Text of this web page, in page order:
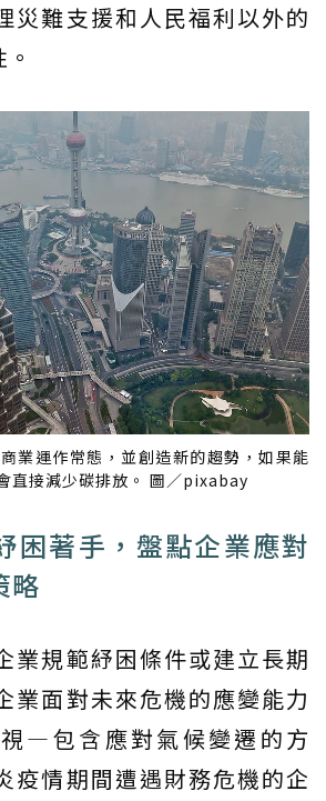
災難支援和人民福利以外的
業運作常態，並創造新的趨勢，如果能
直接減少碳排放。 圖／pixabay
困著手，盤點企業應對
略
業規範紓困條件或建立長期
業面對未來危機的應變能力
—包含應對氣候變遷的方
疫情期間遭遇財務危機的企